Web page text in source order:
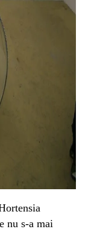
nu s-a mai